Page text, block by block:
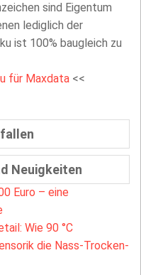
sind Eigentum
lediglich der
ist 100% baugleich zu
für Maxdata <<
Neuigkeiten
Euro – eine
Wie 90 °C
die Nass-Trocken-